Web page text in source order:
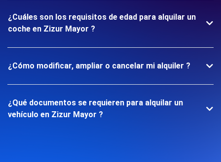
¿Cuáles son los requisitos de edad para alquilar un
coche en Zizur Mayor ?
¿Cómo modificar, ampliar o cancelar mi alquiler ?
¿Qué documentos se requieren para alquilar un
vehículo en Zizur Mayor ?